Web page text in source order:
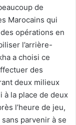
de
Marocains qui
opérations en
l’arrière-
a choisi ce
des
deux milieux
à la place de deux
l’heure de jeu,
parvenir à se